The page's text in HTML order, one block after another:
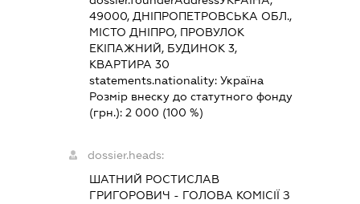
49000, ДНІПРОПЕТРОВСЬКА ОБЛ.,
МІСТО ДНІПРО, ПРОВУЛОК
ЕКІПАЖНИЙ, БУДИНОК 3,
КВАРТИРА 30
statements.nationality:Україна
Розмір внеску до статутного фонду
(грн.):2 000 (100 %)
dossier.heads:
ШАТНИЙ РОСТИСЛАВ
ГРИГОРОВИЧ - ГОЛОВА КОМІСІЇ З